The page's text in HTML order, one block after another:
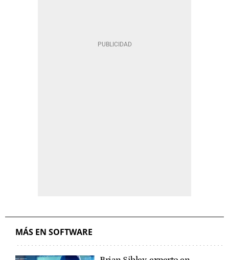
MÁS EN SOFTWARE